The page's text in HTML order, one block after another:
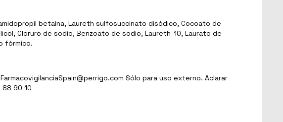
betaína, Laureth sulfosuccinato disódico, Cocoato de
Cloruro de sodio, Benzoato de sodio, Laureth-10, Laurato de
fórmico.
Sólo para uso externo. Aclarar
90 10